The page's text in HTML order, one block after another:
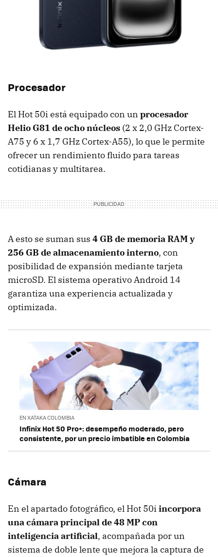
Procesador
El Hot 50i está equipado con un procesador
Helio G81 de ocho núcleos (2 x 2,0 GHz Cortex-
A75 y 6 x 1,7 GHz Cortex-A55), lo que le permite
ofrecer un rendimiento fluido para tareas
cotidianas y multitarea.
A esto se suman sus 4 GB de memoria RAM y
256 GB de almacenamiento interno, con
posibilidad de expansión mediante tarjeta
microSD. El sistema operativo Android 14
garantiza una experiencia actualizada y
optimizada.
EN XATAKA COLOMBIA
Infinix Hot 50 Pro+: desempeño moderado, pero
consistente, por un precio imbatible en Colombia
Cámara
En el apartado fotográfico, el Hot 50i incorpora
una cámara principal de 48 MP con
inteligencia artificial, acompañada por un
sistema de doble lente que mejora la captura de